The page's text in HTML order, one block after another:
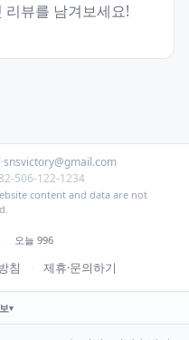
리뷰를 남겨보세요!
·snsvictory@gmail.com
506-122-1234
content and data are not
· 오늘 996
침 · 제휴·문의하기